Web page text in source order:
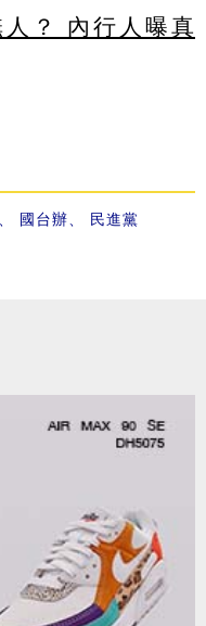
？ 內行人曝真
國台辦 民進黨